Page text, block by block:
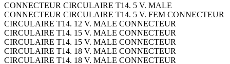
CONNECTEUR CIRCULAIRE T14. 5 V. MALE
CONNECTEUR CIRCULAIRE T14. 5 V. FEM CONNECTEUR
CIRCULAIRE T14. 12 V. MALE CONNECTEUR
CIRCULAIRE T14. 15 V. MALE CONNECTEUR
CIRCULAIRE T14. 15 V. MALE CONNECTEUR
CIRCULAIRE T14. 18 V. MALE CONNECTEUR
CIRCULAIRE T14. 18 V. MALE CONNECTEUR